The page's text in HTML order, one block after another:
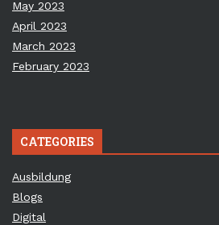
May 2023
April 2023
March 2023
February 2023
CATEGORIES
Ausbildung
Blogs
Digital